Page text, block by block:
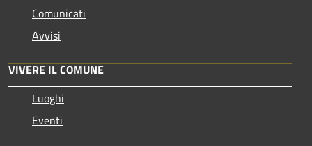
Comunicati
Avvisi
VIVERE IL COMUNE
Luoghi
Eventi